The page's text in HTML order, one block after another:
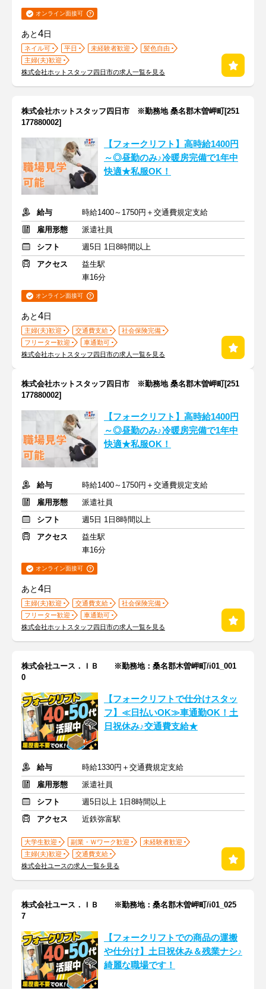
オンライン面接可
あと4日
ネイル可 平日 未経験者歓迎
髪色自由
主婦(夫)歓迎
株式会社ホットスタッフ四日市の求人一覧を見る
株式会社ホットスタッフ四日市 ※勤務地 桑名郡木曽岬町[251
177880002]
【フォークリフト】高時給1400円
～◎昼勤のみ♪冷暖房完備で1年中
快適★私服OK！
給与
時給1400～1750円＋交通費規定支給
雇用形態
派遣社員
シフト
週5日 1日8時間以上
アクセス
益生駅
車16分
オンライン面接可
あと4日
主婦(夫)歓迎 交通費支給
社会保険完備
フリーター歓迎
車通勤可
株式会社ホットスタッフ四日市の求人一覧を見る
株式会社ホットスタッフ四日市 ※勤務地 桑名郡木曽岬町[251
177880002]
【フォークリフト】高時給1400円
～◎昼勤のみ♪冷暖房完備で1年中
快適★私服OK！
給与
時給1400～1750円＋交通費規定支給
雇用形態
派遣社員
シフト
週5日 1日8時間以上
アクセス
益生駅
車16分
オンライン面接可
あと4日
主婦(夫)歓迎 交通費支給
社会保険完備
フリーター歓迎
車通勤可
株式会社ホットスタッフ四日市の求人一覧を見る
株式会社ユース．ＩＢ ※勤務地：桑名郡木曽岬町/i01_001
0
【フォークリフトで仕分けスタッ
フ】≪日払いOK≫車通勤OK！土
日祝休み♪交通費支給★
給与
時給1330円＋交通費規定支給
雇用形態
派遣社員
シフト
週5日以上 1日8時間以上
アクセス
近鉄弥富駅
大学生歓迎 副業・Ｗワーク歓迎
未経験者歓迎
主婦(夫)歓迎
交通費支給
株式会社ユースの求人一覧を見る
株式会社ユース．ＩＢ ※勤務地：桑名郡木曽岬町/i01_025
7
【フォークリフトでの商品の運搬
や仕分け】土日祝休み＆残業ナシ♪
綺麗な職場です！